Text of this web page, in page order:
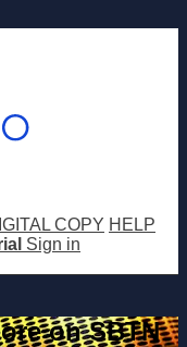
COPY HELP
Sign in
on SBTN